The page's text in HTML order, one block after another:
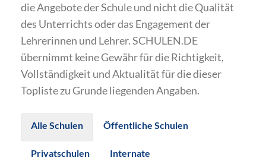
die Angebote der Schule und nicht die Qualität
des Unterrichts oder das Engagement der
Lehrerinnen und Lehrer. SCHULEN.DE
übernimmt keine Gewähr für die Richtigkeit,
Vollständigkeit und Aktualität für die dieser
Topliste zu Grunde liegenden Angaben.
Alle Schulen Öffentliche Schulen
Privatschulen Internate